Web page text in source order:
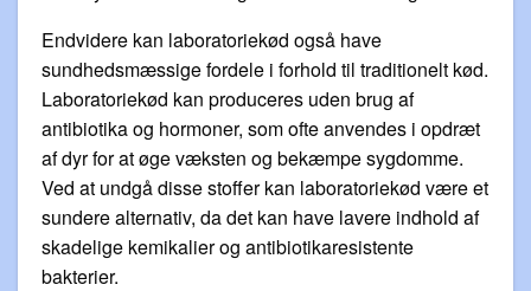
Endvidere kan laboratoriekød også have
sundhedsmæssige fordele i forhold til traditionelt kød.
Laboratoriekød kan produceres uden brug af
antibiotika og hormoner, som ofte anvendes i opdræt
af dyr for at øge væksten og bekæmpe sygdomme.
Ved at undgå disse stoffer kan laboratoriekød være et
sundere alternativ, da det kan have lavere indhold af
skadelige kemikalier og antibiotikaresistente
bakterier.